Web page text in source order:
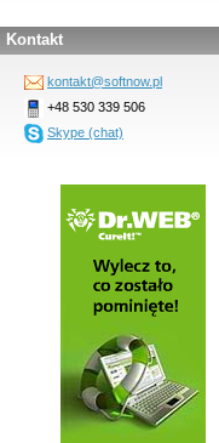
Kontakt
kontakt@softnow.pl
+48 530 339 506
Skype (chat)